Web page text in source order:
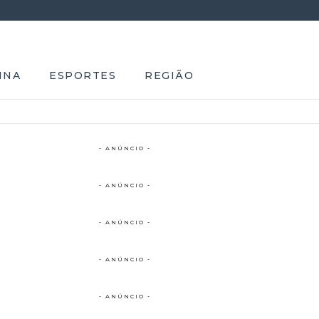
ESPORTES REGIÃO
- ANÚNCIO -
- ANÚNCIO -
- ANÚNCIO -
- ANÚNCIO -
- ANÚNCIO -